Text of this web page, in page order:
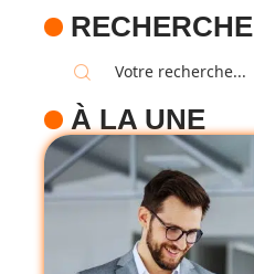
RECHERCHE
À LA UNE